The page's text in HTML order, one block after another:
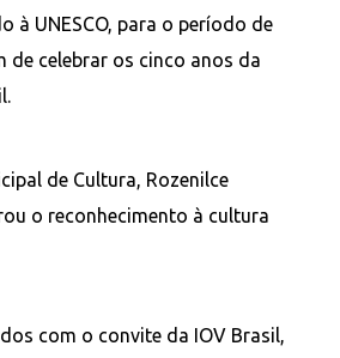
à UNESCO, para o período de
de celebrar os cinco anos da
de Cultura, Rozenilce
o reconhecimento à cultura
com o convite da IOV Brasil,